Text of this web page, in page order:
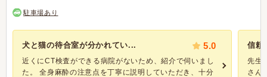
駐車場あり
犬と猫の待合室が分かれてい... 5.0
近くにCT検査ができる病院がないため、紹介で伺いまし
た。 全身麻酔の注意点を丁寧に説明していただき、十分
信頼
先生
さん